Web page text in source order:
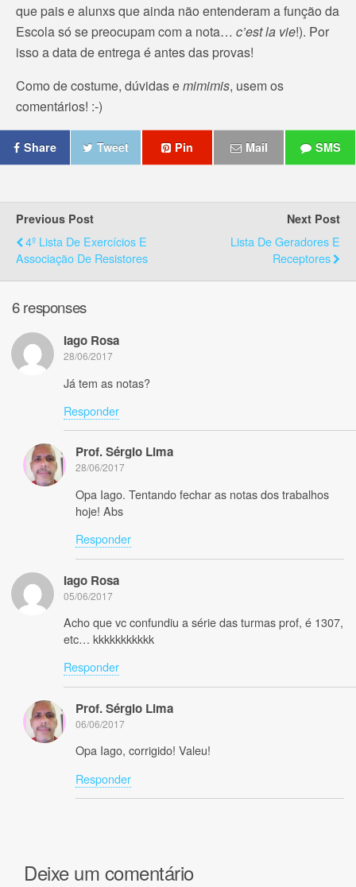
que pais e alunxs que ainda não entenderam a função da
Escola só se preocupam com a nota… c’est la vie!). Por
isso a data de entrega é antes das provas!
Como de costume, dúvidas emimimis, usem os
comentários! :-)
Share Tweet Pin Mail SMS
Previous Post
4º Lista De Exercícios E
Associação De Resistores
Next Post
Lista De Geradores E
Receptores
6 responses
Iago Rosa
28/06/2017
Já tem as notas?
Responder
Prof. Sérgio Lima
28/06/2017
Opa Iago. Tentando fechar as notas dos trabalhos
hoje! Abs
Responder
Iago Rosa
05/06/2017
Acho que vc confundiu a série das turmas prof, é 1307,
etc… kkkkkkkkkkk
Responder
Prof. Sérgio Lima
06/06/2017
Opa Iago, corrigido! Valeu!
Responder
Deixe um comentário